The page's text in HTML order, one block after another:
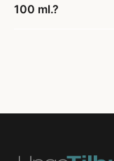
100 ml.?